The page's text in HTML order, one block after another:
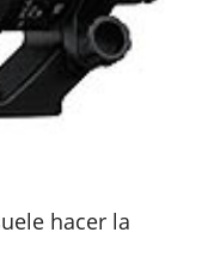
hacer la